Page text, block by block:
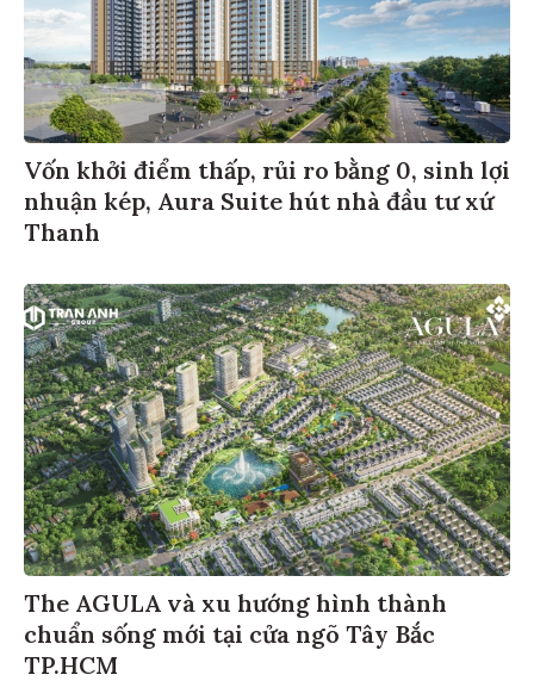
Vốn khởi điểm thấp, rủi ro bằng 0, sinh lợi
nhuận kép, Aura Suite hút nhà đầu tư xứ
Thanh
The AGULA và xu hướng hình thành
chuẩn sống mới tại cửa ngõ Tây Bắc
TP.HCM